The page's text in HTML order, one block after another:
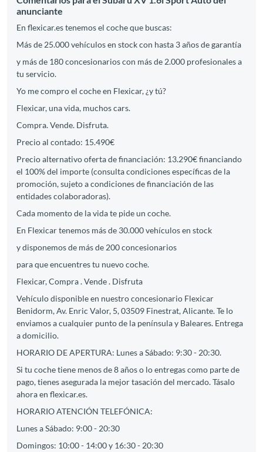
anunciante
En flexicar.es tenemos el coche que buscas:
Más de 25.000 vehículos en stock con hasta 3 años de garantía
y más de 180 concesionarios con más de 2.000 profesionales a
tu servicio.
Yo me compro el coche en Flexicar, ¿y tú?
Flexicar, una vida, muchos cars.
Compra. Vende. Disfruta.
Precio al contado: 15.490€
Precio alternativo oferta de financiación: 13.290€ financiando
el 100% del importe (consulta condiciones específicas de la
promoción, sujeto a condiciones de financiación de las
entidades colaboradoras).
Cada momento de la vida te pide un coche.
En Flexicar tenemos más de 30.000 vehículos en stock
y disponemos de más de 200 concesionarios
para que encuentres tu nuevo coche.
Flexicar, Compra . Vende . Disfruta
Vehículo disponible en nuestro concesionario Flexicar
Benidorm, Av. Enric Valor, 5, 03509 Finestrat, Alicante. Te lo
enviamos a cualquier punto de la península y Baleares. Entrega
a domicilio.
HORARIO DE APERTURA: Lunes a Sábado: 9:30 - 20:30.
Si tu coche tiene menos de 8 años o lo entregas como parte de
pago, tienes asegurada la mejor tasación del mercado. Tásalo
ahora en flexicar.es.
HORARIO ATENCIÓN TELEFÓNICA:
Lunes a Sábado: 9:00 - 20:30
Domingos: 10:00 - 14:00 y 16:30 - 20:30